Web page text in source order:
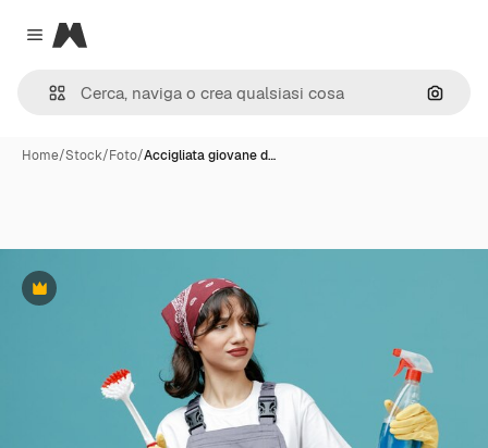
Close menu
Magnific
Cerca
Home/Stock/Foto/Accigliata giovane d…
Premium